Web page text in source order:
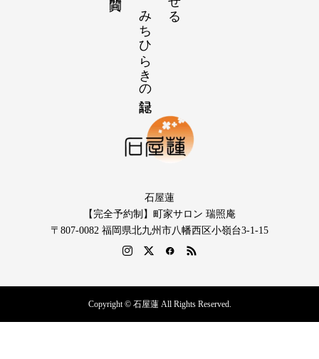
石屋蓮
【完全予約制】町家サロン 瑞照庵
〒807-0082 福岡県北九州市八幡西区小嶺台3-1-15
Copyright © 石屋蓮 All Rights Reserved.